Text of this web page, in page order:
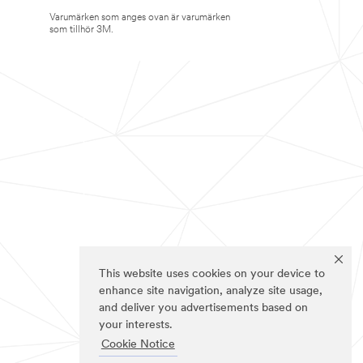
This website uses cookies on your device to
enhance site navigation, analyze site usage,
and deliver you advertisements based on
your interests.
Cookie Notice
Varumärken som anges ovan är varumärken
som tillhör 3M.